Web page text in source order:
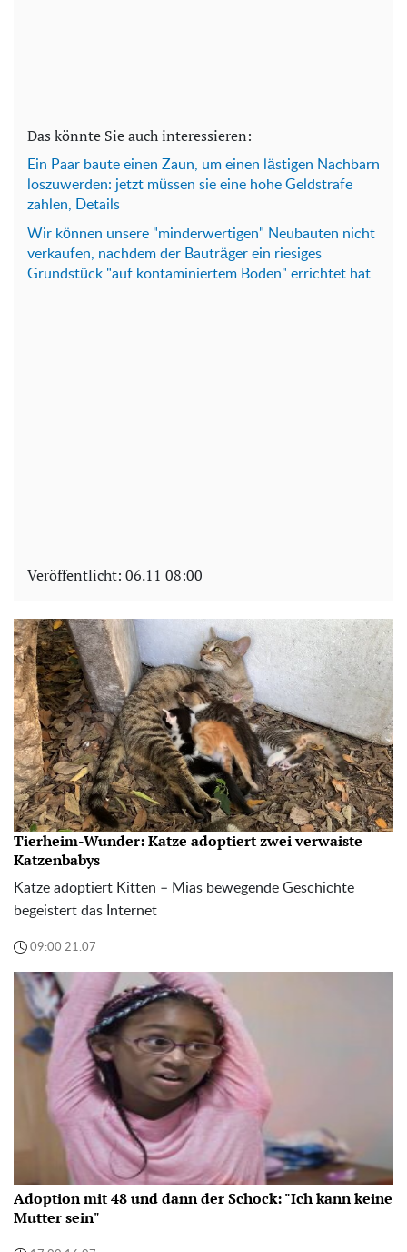
Das könnte Sie auch interessieren:
Ein Paar baute einen Zaun, um einen lästigen Nachbarn
loszuwerden: jetzt müssen sie eine hohe Geldstrafe
zahlen, Details
Wir können unsere "minderwertigen" Neubauten nicht
verkaufen, nachdem der Bauträger ein riesiges
Grundstück "auf kontaminiertem Boden" errichtet hat
Veröffentlicht: 06.11 08:00
Tierheim-Wunder: Katze adoptiert zwei verwaiste
Katzenbabys
Katze adoptiert Kitten – Mias bewegende Geschichte
begeistert das Internet
09:00 21.07
Adoption mit 48 und dann der Schock: "Ich kann keine
Mutter sein"